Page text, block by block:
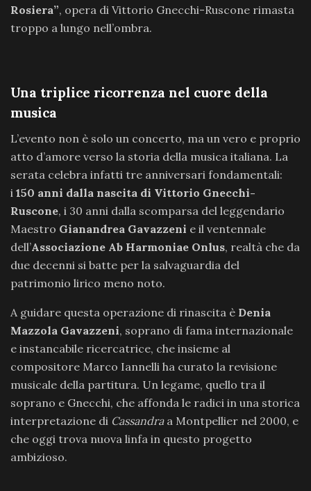
Rosiera”, opera di Vittorio Gnecchi-Ruscone rimasta
troppo a lungo nell’ombra.
Una triplice ricorrenza nel cuore della
musica
L’evento non è solo un concerto, ma un vero e proprio
atto d’amore verso la storia della musica italiana. La
serata celebra infatti tre anniversari fondamentali:
i 150 anni dalla nascita di Vittorio Gnecchi-
Ruscone, i 30 anni dalla scomparsa del leggendario
Maestro Gianandrea Gavazzeni e il ventennale
dell’Associazione Ab Harmoniae Onlus, realtà che da
due decenni si batte per la salvaguardia del
patrimonio lirico meno noto.
A guidare questa operazione di rinascita è Denia
Mazzola Gavazzeni, soprano di fama internazionale
e instancabile ricercatrice, che insieme al
compositore Marco Iannelli ha curato la revisione
musicale della partitura. Un legame, quello tra il
soprano e Gnecchi, che affonda le radici in una storica
interpretazione di Cassandraa Montpellier nel 2000, e
che oggi trova nuova linfa in questo progetto
ambizioso.